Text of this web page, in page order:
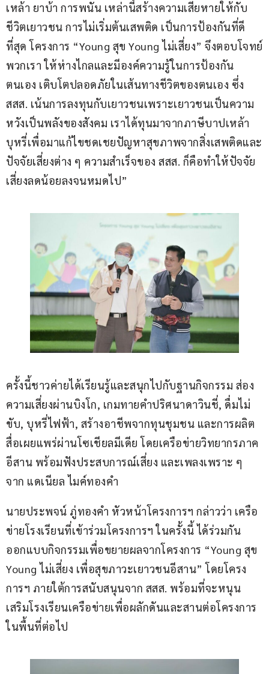
เหล้า ยาบ้า การพนัน เหล่านี้สร้างความเสียหายให้กับ
ชีวิตเยาวชน การไม่เริ่มต้นเสพติด เป็นการป้องกันที่ดี
ที่สุด โครงการ “Young สุข Young ไม่เสี่ยง” จึงตอบโจทย์
พวกเรา ให้ห่างไกลและมีองค์ความรู้ในการป้องกัน
ตนเอง เติบโตปลอดภัยในเส้นทางชีวิตของตนเอง ซึ่ง
สสส. เน้นการลงทุนกับเยาวชนเพราะเยาวชนเป็นความ
หวังเป็นพลังของสังคม เราได้ทุนมาจากภาษีบาปเหล้า
บุหรี่เพื่อมาแก้ไขชดเชยปัญหาสุขภาพจากสิ่งเสพติดและ
ปัจจัยเสี่ยงต่าง ๆ ความสำเร็จของ สสส. ก็คือทำให้ปัจจัย
เสี่ยงลดน้อยลงจนหมดไป”
ครั้งนี้ชาวค่ายได้เรียนรู้และสนุกไปกับฐานกิจกรรม ส่อง
ความเสี่ยงผ่านบิงโก, เกมทายคำปริศนาดาวินชี่, ดื่มไม่
ขับ, บุหรี่ไฟฟ้า, สร้างอาชีพจากทุนชุมชน และการผลิต
สื่อเผยแพร่ผ่านโซเชียลมีเดีย โดยเครือข่ายวิทยากรภาค
อีสาน พร้อมฟังประสบการณ์เสี่ยง และเพลงเพราะ ๆ
จาก แดเนียล ไมค์ทองคำ
นายประพจน์ ภู่ทองคำ หัวหน้าโครงการฯ กล่าวว่า เครือ
ข่ายโรงเรียนที่เข้าร่วมโครงการฯ ในครั้งนี้ ได้ร่วมกัน
ออกแบบกิจกรรมเพื่อขยายผลจากโครงการ “Young สุข
Young ไม่เสี่ยง เพื่อสุขภาวะเยาวชนอีสาน” โดยโครง
การฯ ภายใต้การสนับสนุนจาก สสส. พร้อมที่จะหนุน
เสริมโรงเรียนเครือข่ายเพื่อผลักดันและสานต่อโครงการ
ในพื้นที่ต่อไป